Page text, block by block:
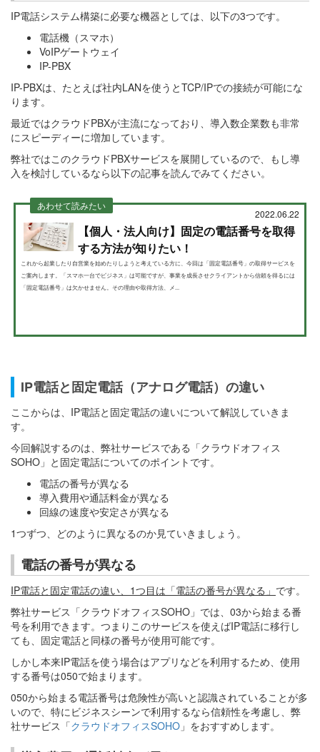
IP電話システム構築に必要な機器としては、以下の3つです。
電話機（スマホ）
VoIPゲートウェイ
IP-PBX
IP-PBXは、たとえば社内LANを使うとTCP/IPでの接続が可能にな
ります。
最近ではクラウドPBXが主流になっており、導入数企業数も非常
にスピーディーに増加しています。
弊社ではこのクラウドPBXサービスを展開しているので、もし導
入を検討しているなら以下の記事を読んでみてください。
あわせて読みたい
2022.06.22
【個人・法人向け】固定の電話番号を取得
する方法が知りたい！
これから起業したり自営業を始めたりしようと考えている方に、今回は「固定電話番号」の取得サービスを
ご案内します。「スマホ一台でビジネス」は可能ですが、事業を成長させクライアントから信頼を得るには
「固定電話番号」は欠かせません。その理由や取得方法、メ...
IP電話と固定電話（アナログ電話）の違い
ここからは、IP電話と固定電話の違いについて解説していきま
す。
今回解説するのは、弊社サービスである「クラウドオフィス
SOHO」と固定電話についてのポイントです。
電話の番号が異なる
導入費用や通話料金が異なる
回線の速度や安定さが異なる
1つずつ、どのように異なるのか見ていきましょう。
電話の番号が異なる
IP電話と固定電話の違い、1つ目は「電話の番号が異なる」 です。
弊社サービス「クラウドオフィスSOHO」では、03から始まる番
号を利用できます。つまりこのサービスを使えばIP電話に移行し
ても、固定電話と同様の番号が使用可能です。
しかし本来IP電話を使う場合はアプリなどを利用するため、使用
する番号は050で始まります。
050から始まる電話番号は危険性が高いと認識されていることが多
いので、特にビジネスシーンで利用するなら信頼性を考慮し、弊
社サービス「クラウドオフィスSOHO 」をおすすめします。